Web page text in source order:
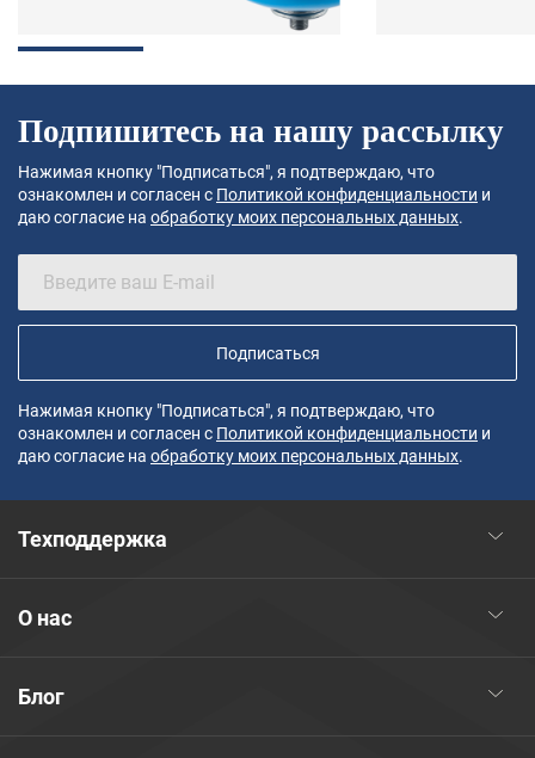
Подпишитесь на нашу рассылку
Нажимая кнопку "Подписаться", я подтверждаю, что
ознакомлен и согласен с Политикой конфиденциальности и
даю согласие на обработку моих персональных данных.
Подписаться
Нажимая кнопку "Подписаться", я подтверждаю, что
ознакомлен и согласен с Политикой конфиденциальности и
даю согласие на обработку моих персональных данных.
Блог
О нас
Техподдержка